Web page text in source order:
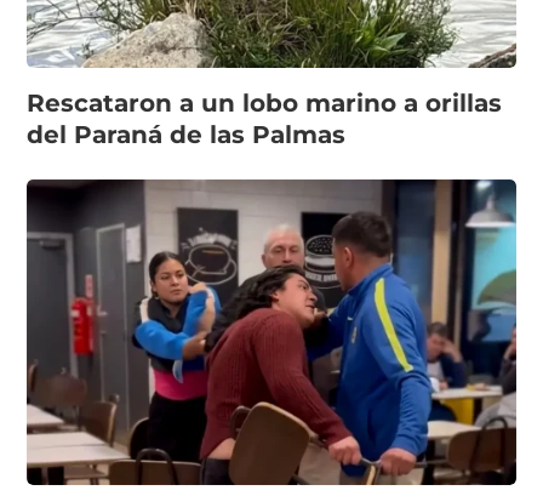
Rescataron a un lobo marino a orillas
del Paraná de las Palmas